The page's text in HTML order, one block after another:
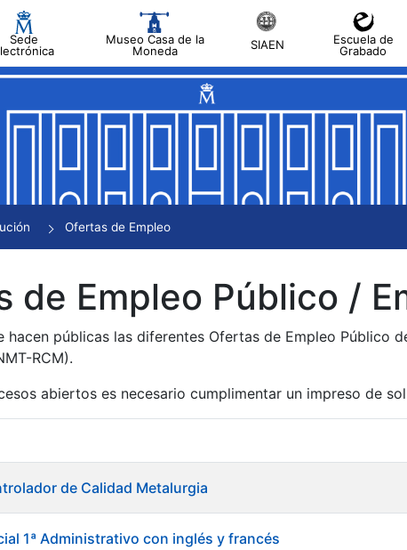
Sede
Museo Casa de la
Moneda
SIAEN
Escuela de
Grabado
Ofertas de Empleo
de Empleo Público /
hacen públicas las diferentes Ofertas de Empleo Público
RCM).
abiertos es necesario cumplimentar un impreso de
de Calidad Metalurgia
1ª Administrativo con inglés y francés